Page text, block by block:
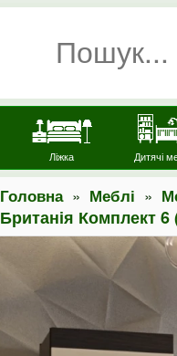
Ліжка Дитячі
Головна» Меблі »
Британія Комплект